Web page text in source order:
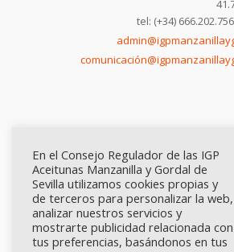
tel: (+34)
En el Consejo Regulador de las IGP
Aceitunas Manzanilla y Gordal de
Sevilla utilizamos cookies propias y
de terceros para personalizar la web,
analizar nuestros servicios y
mostrarte publicidad relacionada con
tus preferencias, basándonos en tus